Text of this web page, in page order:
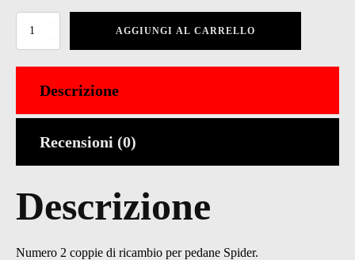
quantità
AGGIUNGI AL CARRELLO
Descrizione
Recensioni (0)
Descrizione
Numero 2 coppie di ricambio per pedane Spider.